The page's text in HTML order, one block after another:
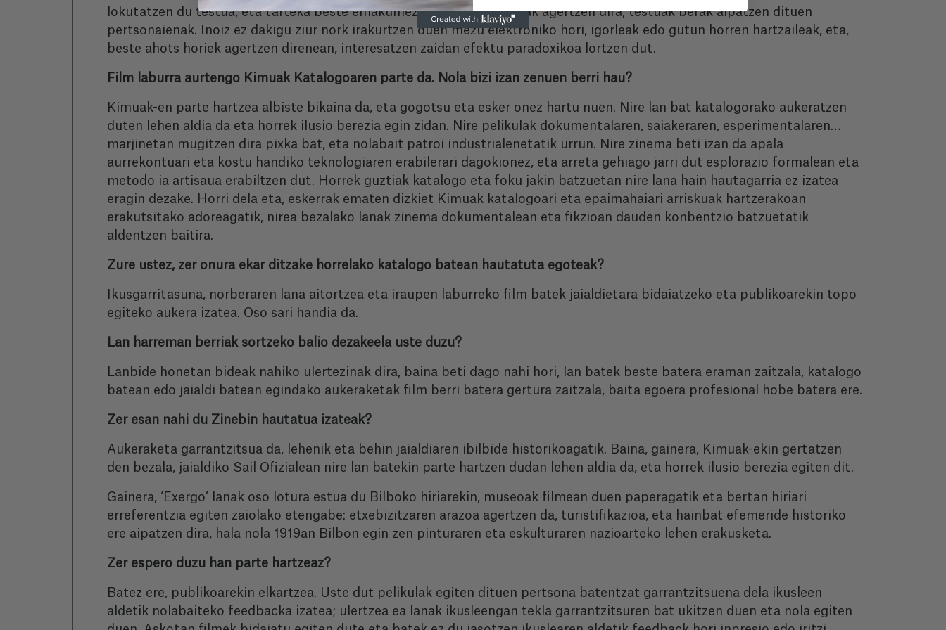
lokutatzen du testua, eta tarteka beste emakumezko batzuen ahotsak agertzen dira, testuak berak aipatzen dituen
pertsonaienak. Inoiz ez dakigu ziur nork irakurtzen duen mezu elektroniko hori, igorleak edo gutun horren hartzaileak, eta,
beste ahots horiek agertzen direnean, interesatzen zaidan efektu paradoxikoa lortzen dut.
Film laburra aurtengo Kimuak Katalogoaren parte da. Nola bizi izan zenuen berri hau?
Kimuak-en parte hartzea albiste bikaina da, eta gogotsu eta esker onez hartu nuen. Nire lan bat katalogorako aukeratzen
duten lehen aldia da eta horrek ilusio berezia egin zidan. Nire pelikulak dokumentalaren, saiakeraren, esperimentalaren…
marjinetan mugitzen dira pixka bat, eta nolabait patroi industrialenetatik urrun. Nire zinema beti izan da apala
aurrekontuari eta kostu handiko teknologiaren erabilerari dagokionez, eta arreta gehiago jarri dut esplorazio formalean eta
metodo ia artisaua erabiltzen dut. Horrek guztiak katalogo eta foku jakin batzuetan nire lana hain hautagarria ez izatea
eragin dezake. Horri dela eta, eskerrak ematen dizkiet Kimuak katalogoari eta epaimahaiari arriskuak hartzerakoan
erakutsitako adoreagatik, nirea bezalako lanak zinema dokumentalean eta fikzioan dauden konbentzio batzuetatik
aldentzen baitira.
Zure ustez, zer onura ekar ditzake horrelako katalogo batean hautatuta egoteak?
Ikusgarritasuna, norberaren lana aitortzea eta iraupen laburreko film batek jaialdietara bidaiatzeko eta publikoarekin topo
egiteko aukera izatea. Oso sari handia da.
Lan harreman berriak sortzeko balio dezakeela uste duzu?
Lanbide honetan bideak nahiko ulertezinak dira, baina beti dago nahi hori, lan batek beste batera eraman zaitzala, katalogo
batean edo jaialdi batean egindako aukeraketak film berri batera gertura zaitzala, baita egoera profesional hobe batera ere.
Zer esan nahi du Zinebin hautatua izateak?
Aukeraketa garrantzitsua da, lehenik eta behin jaialdiaren ibilbide historikoagatik. Baina, gainera, Kimuak-ekin gertatzen
den bezala, jaialdiko Sail Ofizialean nire lan batekin parte hartzen dudan lehen aldia da, eta horrek ilusio berezia egiten dit.
Gainera, ‘Exergo’ lanak oso lotura estua du Bilboko hiriarekin, museoak filmean duen paperagatik eta bertan hiriari
erreferentzia egiten zaiolako etengabe: etxebizitzaren arazoa agertzen da, turistifikazioa, eta hainbat efemeride historiko
ere aipatzen dira, hala nola 1919an Bilbon egin zen pinturaren eta eskulturaren nazioarteko lehen erakusketa.
Zer espero duzu han parte hartzeaz?
Batez ere, publikoarekin elkartzea. Uste dut pelikulak egiten dituen pertsona batentzat garrantzitsuena dela ikusleen
aldetik nolabaiteko feedbacka izatea; ulertzea ea lanak ikusleengan tekla garrantzitsuren bat ukitzen duen eta nola egiten